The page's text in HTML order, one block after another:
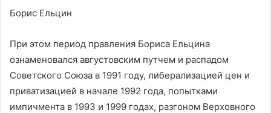
Борис Ельцин
При этом период правления Бориса Ельцина
ознаменовался августовским путчем и распадом
Советского Союза в 1991 году, либерализацией цен и
приватизацией в начале 1992 года, попытками
импичмента в 1993 и 1999 годах, разгоном Верховного